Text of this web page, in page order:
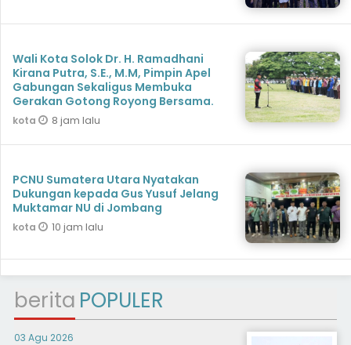
Wali Kota Solok Dr. H. Ramadhani
Kirana Putra, S.E., M.M, Pimpin Apel
Gabungan Sekaligus Membuka
Gerakan Gotong Royong Bersama.
kota 8 jam lalu
PCNU Sumatera Utara Nyatakan
Dukungan kepada Gus Yusuf Jelang
Muktamar NU di Jombang
kota 10 jam lalu
berita POPULER
03 Agu 2026